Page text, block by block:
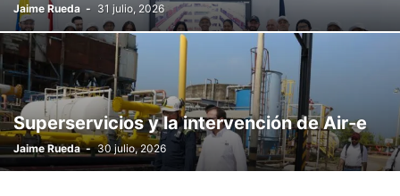
Jaime Rueda - 31 julio, 2026
Superservicios y la intervención de Air-e
Jaime Rueda - 30 julio, 2026